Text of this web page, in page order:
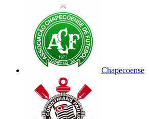
Chapecoense